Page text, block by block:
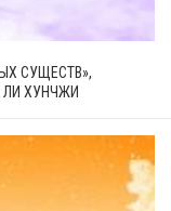
СУЩЕСТВ»,
ЛИ ХУНЧЖИ